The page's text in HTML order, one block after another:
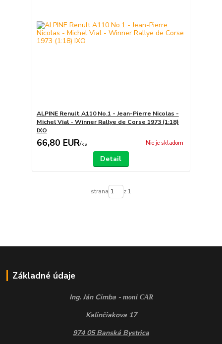
ALPINE Renult A110 No.1 - Jean-Pierre Nicolas -
Michel Vial - Winner Rallye de Corse 1973 (1:18)
IXO
66,80 EUR/ks Nie je skladom
Detail
strana z 1
Základné údaje
Ing. Ján Cimba - moni CAR
Kalinčiakova 17
974 05 Banská Bystrica